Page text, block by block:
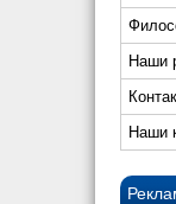
Наши
Наши